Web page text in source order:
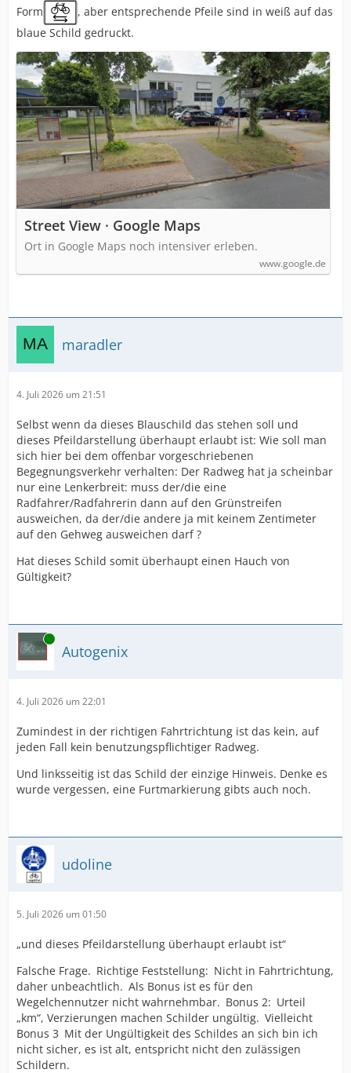
Form
, aber entsprechende Pfeile sind in weiß auf das
blaue Schild gedruckt.
Street View · Google Maps
Ort in Google Maps noch intensiver erleben.
www.google.de
maradler
4. Juli 2026 um 21:51
Selbst wenn da dieses Blauschild das stehen soll und
dieses Pfeildarstellung überhaupt erlaubt ist: Wie soll man
sich hier bei dem offenbar vorgeschriebenen
Begegnungsverkehr verhalten: Der Radweg hat ja scheinbar
nur eine Lenkerbreit: muss der/die eine
Radfahrer/Radfahrerin dann auf den Grünstreifen
ausweichen, da der/die andere ja mit keinem Zentimeter
auf den Gehweg ausweichen darf ?
Hat dieses Schild somit überhaupt einen Hauch von
Gültigkeit?
Online
Autogenix
4. Juli 2026 um 22:01
Zumindest in der richtigen Fahrtrichtung ist das kein, auf
jeden Fall kein benutzungspflichtiger Radweg.
Und linksseitig ist das Schild der einzige Hinweis. Denke es
wurde vergessen, eine Furtmarkierung gibts auch noch.
udoline
5. Juli 2026 um 01:50
„und dieses Pfeildarstellung überhaupt erlaubt ist“
Falsche Frage. Richtige Feststellung: Nicht in Fahrtrichtung,
daher unbeachtlich. Als Bonus ist es für den
Wegelchennutzer nicht wahrnehmbar. Bonus 2: Urteil
„km“, Verzierungen machen Schilder ungültig. Vielleicht
Bonus 3 Mit der Ungültigkeit des Schildes an sich bin ich
nicht sicher, es ist alt, entspricht nicht den zulässigen
Schildern.